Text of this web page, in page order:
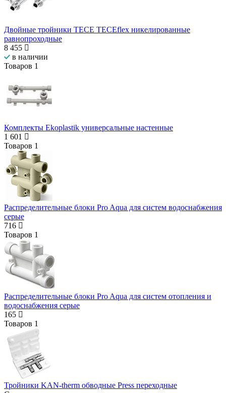
Двойные тройники TECE TECEflex никелированные
равнопроходные
8 455
в наличии
Товаров 1
Комплекты Ekoplastik универсальные настенные
1 601
Товаров 1
Распределительные блоки Pro Aqua для систем водоснабжения
серые
716
Товаров 1
Распределительные блоки Pro Aqua для систем отопления и
водоснабжения серые
165
Товаров 1
Тройники KAN-therm обводные Press переходные